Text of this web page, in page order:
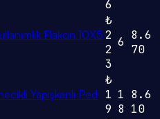
6
Flakon 10X5
₺
2
2
3
6 8.6
70
Yapışkanlı Ped
₺
1
9
1
8
8.6
10